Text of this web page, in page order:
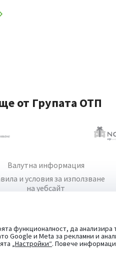
функционалност, да анализира
Google и Meta за рекламни и
„Настройки“. Повече
от Групата ОТП
Валутна информация
и условия за използване
на уебсайт